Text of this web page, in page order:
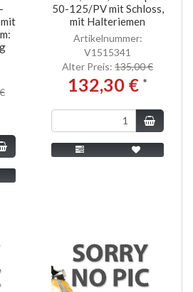
50-125/PV mit Schloss,
mit Halteriemen
Artikelnummer:
V1515341
Alter Preis: 135,00 €
132,30 € *